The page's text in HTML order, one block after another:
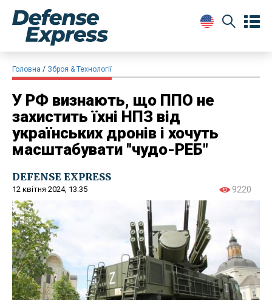
Головна Зброя & Технології
У РФ визнають, що ППО не
захистить їхні НПЗ від
українських дронів і хочуть
масштабувати "чудо-РЕБ"
DEFENSE EXPRESS
12 квітня 2024, 13:35 9220